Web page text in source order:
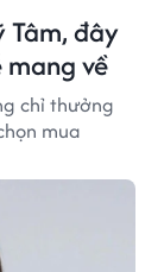
Tâm, đây
về
chỉ thưởng
mua